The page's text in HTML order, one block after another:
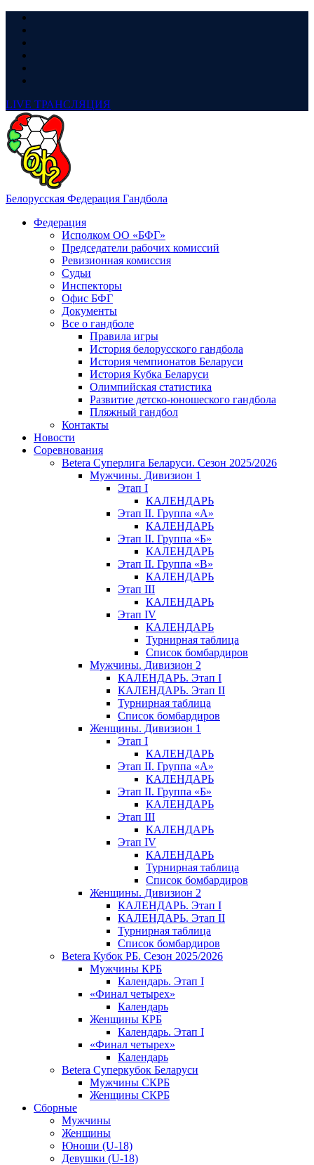
LIVE ТРАНСЛЯЦИЯ
Белорусская Федерация Гандбола
Федерация
Исполком ОО «БФГ»
Председатели рабочих комиссий
Ревизионная комиссия
Судьи
Инспекторы
Офис БФГ
Документы
Все о гандболе
Правила игры
История белорусского гандбола
История чемпионатов Беларуси
История Кубка Беларуси
Олимпийская статистика
Развитие детско-юношеского гандбола
Пляжный гандбол
Контакты
Новости
Соревнования
Betera Суперлига Беларуси. Сезон 2025/2026
Мужчины. Дивизион 1
Этап I
КАЛЕНДАРЬ
Этап II. Группа «А»
КАЛЕНДАРЬ
Этап II. Группа «Б»
КАЛЕНДАРЬ
Этап II. Группа «В»
КАЛЕНДАРЬ
Этап III
КАЛЕНДАРЬ
Этап IV
КАЛЕНДАРЬ
Турнирная таблица
Список бомбардиров
Мужчины. Дивизион 2
КАЛЕНДАРЬ. Этап I
КАЛЕНДАРЬ. Этап II
Турнирная таблица
Список бомбардиров
Женщины. Дивизион 1
Этап I
КАЛЕНДАРЬ
Этап II. Группа «А»
КАЛЕНДАРЬ
Этап II. Группа «Б»
КАЛЕНДАРЬ
Этап III
КАЛЕНДАРЬ
Этап IV
КАЛЕНДАРЬ
Турнирная таблица
Список бомбардиров
Женщины. Дивизион 2
КАЛЕНДАРЬ. Этап I
КАЛЕНДАРЬ. Этап II
Турнирная таблица
Список бомбардиров
Betera Кубок РБ. Сезон 2025/2026
Мужчины КРБ
Календарь. Этап I
«Финал четырех»
Календарь
Женщины КРБ
Календарь. Этап I
«Финал четырех»
Календарь
Betera Суперкубок Беларуси
Мужчины СКРБ
Женщины СКРБ
Сборные
Мужчины
Женщины
Юноши (U-18)
Девушки (U-18)